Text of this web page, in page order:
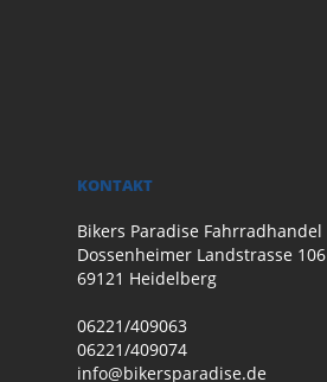
KONTAKT
Bikers Paradise Fahrradhandel
Dossenheimer Landstrasse 106
69121 Heidelberg
06221/409063
06221/409074
info@bikersparadise.de